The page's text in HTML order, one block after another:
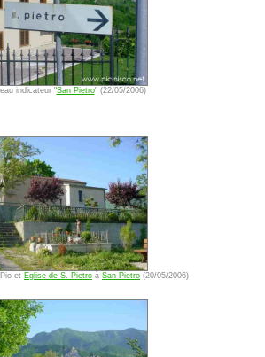
indicateur "San Pietro" (22/05/2006)
et Eglise de S. Pietro à San Pietro (20/05/2006)